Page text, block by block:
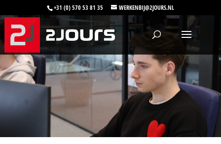
+31 (0) 570 53 81 35 WERKENBIJ@2JOURS.NL